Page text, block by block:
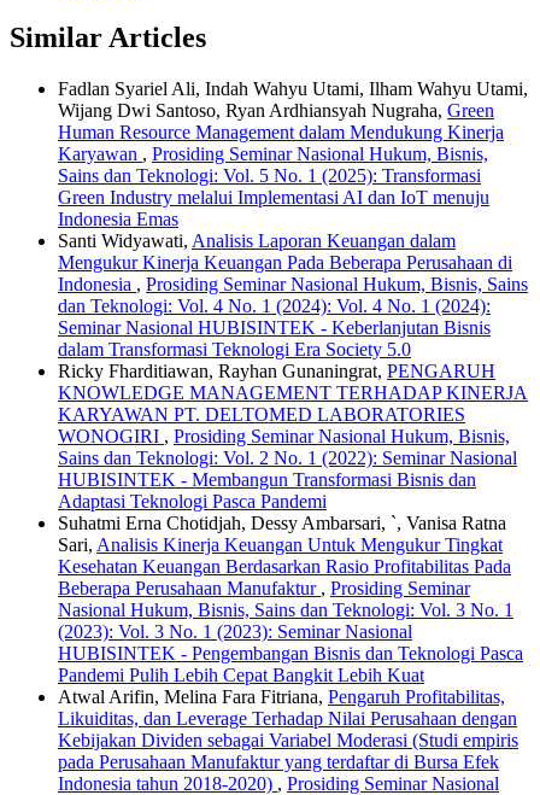
Similar Articles
Fadlan Syariel Ali, Indah Wahyu Utami, Ilham Wahyu Utami,
Wijang Dwi Santoso, Ryan Ardhiansyah Nugraha, Green
Human Resource Management dalam Mendukung Kinerja
Karyawan , Prosiding Seminar Nasional Hukum, Bisnis,
Sains dan Teknologi: Vol. 5 No. 1 (2025): Transformasi
Green Industry melalui Implementasi AI dan IoT menuju
Indonesia Emas
Santi Widyawati, Analisis Laporan Keuangan dalam
Mengukur Kinerja Keuangan Pada Beberapa Perusahaan di
Indonesia , Prosiding Seminar Nasional Hukum, Bisnis, Sains
dan Teknologi: Vol. 4 No. 1 (2024): Vol. 4 No. 1 (2024):
Seminar Nasional HUBISINTEK - Keberlanjutan Bisnis
dalam Transformasi Teknologi Era Society 5.0
Ricky Fharditiawan, Rayhan Gunaningrat, PENGARUH
KNOWLEDGE MANAGEMENT TERHADAP KINERJA
KARYAWAN PT. DELTOMED LABORATORIES
WONOGIRI , Prosiding Seminar Nasional Hukum, Bisnis,
Sains dan Teknologi: Vol. 2 No. 1 (2022): Seminar Nasional
HUBISINTEK - Membangun Transformasi Bisnis dan
Adaptasi Teknologi Pasca Pandemi
Suhatmi Erna Chotidjah, Dessy Ambarsari, `, Vanisa Ratna
Sari, Analisis Kinerja Keuangan Untuk Mengukur Tingkat
Kesehatan Keuangan Berdasarkan Rasio Profitabilitas Pada
Beberapa Perusahaan Manufaktur , Prosiding Seminar
Nasional Hukum, Bisnis, Sains dan Teknologi: Vol. 3 No. 1
(2023): Vol. 3 No. 1 (2023): Seminar Nasional
HUBISINTEK - Pengembangan Bisnis dan Teknologi Pasca
Pandemi Pulih Lebih Cepat Bangkit Lebih Kuat
Atwal Arifin, Melina Fara Fitriana, Pengaruh Profitabilitas,
Likuiditas, dan Leverage Terhadap Nilai Perusahaan dengan
Kebijakan Dividen sebagai Variabel Moderasi (Studi empiris
pada Perusahaan Manufaktur yang terdaftar di Bursa Efek
Indonesia tahun 2018-2020) , Prosiding Seminar Nasional